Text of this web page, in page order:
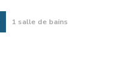
1 salle de bains